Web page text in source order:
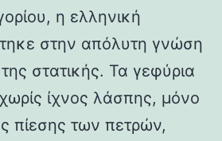
η ελληνική
στην απόλυτη γνώση
στατικής. Τα γεφύρια
ίχνος λάσπης, μόνο
πίεσης των πετρών,